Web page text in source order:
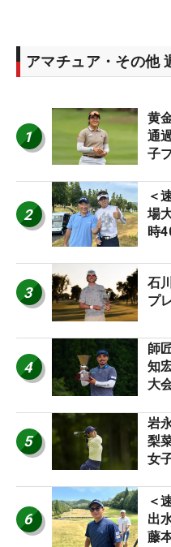
アマチュア・その他
1
黄
通
子
2
＜
場
時
3
石
プ
4
師
知
大
5
岩
梨
女
6
＜
出
藤